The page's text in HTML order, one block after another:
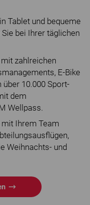
Tablet und bequeme
bei Ihrer täglichen
zahlreichen
E-Bike
über 10.000 Sport-
dem
Wellpass.
Ihrem Team
Weihnachts- und